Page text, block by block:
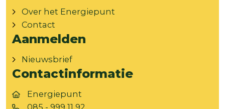
Over het Energiepunt
Contact
Aanmelden
Nieuwsbrief
Contactinformatie
Energiepunt
085 - 999 11 92